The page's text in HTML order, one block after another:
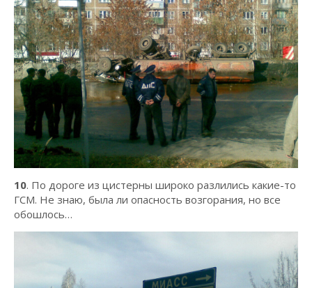
10. По дороге из цистерны широко разлились какие-то
ГСМ. Не знаю, была ли опасность возгорания, но все
обошлось…